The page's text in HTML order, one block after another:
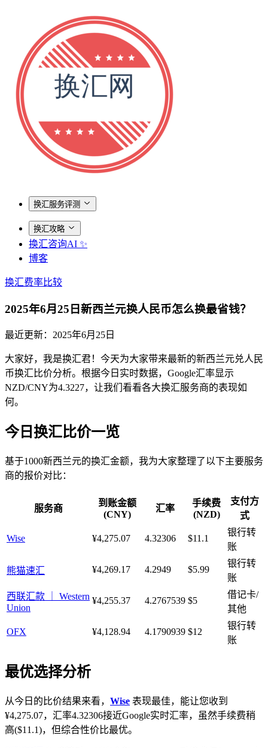
换汇服务评测
换汇攻略
换汇咨询AI ✨
博客
换汇费率比较
2025年6月25日新西兰元换人民币怎么换最省钱？
最近更新： 2025年6月25日
大家好，我是换汇君！今天为大家带来最新的新西兰元兑人民
币换汇比价分析。根据今日实时数据，Google汇率显示
NZD/CNY为4.3227，让我们看看各大换汇服务商的表现如
何。
今日换汇比价一览
基于1000新西兰元的换汇金额，我为大家整理了以下主要服务
商的报价对比：
服务商
到账金额
(CNY)
汇率
手续费
(NZD)
支付方
式
Wise ¥4,275.07 4.32306 $11.1
银行转
账
熊猫速汇 ¥4,269.17 4.2949 $5.99
银行转
账
西联汇款 ｜ Western
Union
¥4,255.37 4.2767539 $5
借记卡/
其他
OFX ¥4,128.94 4.1790939 $12
银行转
账
最优选择分析
从今日的比价结果来看， Wise 表现最佳，能让您收到
¥4,275.07，汇率4.32306接近Google实时汇率，虽然手续费稍
高($11.1)，但综合性价比最优。